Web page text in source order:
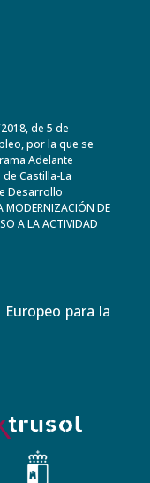
de 5 de
por la que se
Adelante
Castilla-La
Desarrollo
DE
A LA ACTIVIDAD
para la